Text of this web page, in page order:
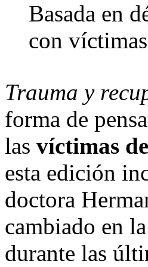
Basada en
con
Trauma y
forma de
las víctimas
esta edición
doctora
cambiado en
durante las